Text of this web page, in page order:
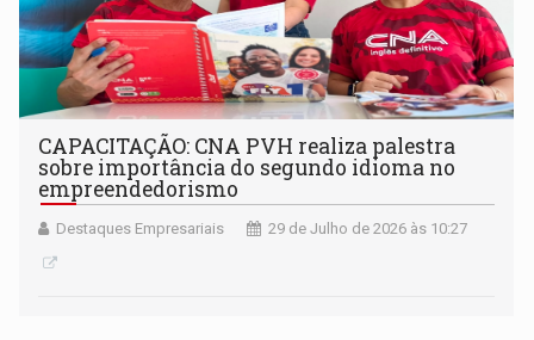
CAPACITAÇÃO: CNA PVH realiza palestra
sobre importância do segundo idioma no
empreendedorismo
Destaques Empresariais 29 de Julho de 2026 às 10:27